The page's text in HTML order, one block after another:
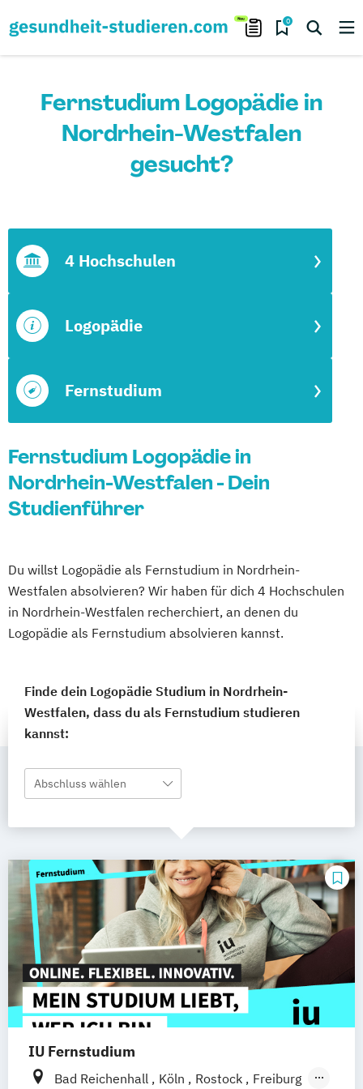
0
Fernstudium Logopädie in
Nordrhein-Westfalen
gesucht?
Fernstudium
Logopädie
4 Hochschulen
Fernstudium Logopädie in
Nordrhein-Westfalen - Dein
Studienführer
Du willst Logopädie als Fernstudium in Nordrhein-
Westfalen absolvieren? Wir haben für dich 4 Hochschulen
in Nordrhein-Westfalen recherchiert, an denen du
Logopädie als Fernstudium absolvieren kannst.
Finde dein Logopädie Studium in Nordrhein-
Westfalen, dass du als Fernstudium studieren
kannst:
Abschluss wählen
IU Fernstudium
Bad Reichenhall Köln Rostock
Freiburg